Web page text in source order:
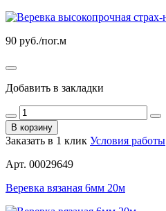
90 руб./пог.м
Добавить в закладки
В корзину
Заказать в 1 клик Условия работы
Арт. 00029649
Веревка вязаная 6мм 20м